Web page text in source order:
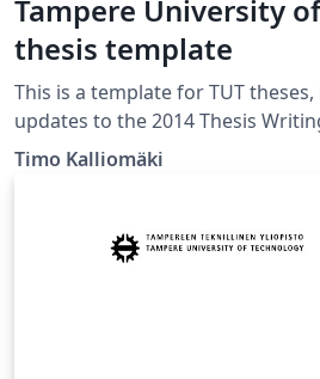
Tampere University
thesis template
This is a template for TUT
updates to the 2014 Thesis
template made for it. The example document in this
Finnish. Both templates use the
The comments in the example
Timo Kalliomäki